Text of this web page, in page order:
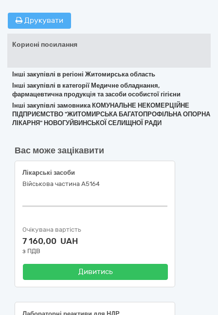
Друкувати
Корисні посилання
Інші закупівлі в регіоні Житомирська область
Інші закупівлі в категорії Медичне обладнання,
фармацевтична продукція та засоби особистої гігієни
Інші закупівлі замовника КОМУНАЛЬНЕ НЕКОМЕРЦІЙНЕ
ПІДПРИЄМСТВО "ЖИТОМИРСЬКА БАГАТОПРОФІЛЬНА ОПОРНА
ЛІКАРНЯ" НОВОГУЙВИНСЬКОЇ СЕЛИЩНОЇ РАДИ
Вас може зацікавити
Лікарські засоби
Військова частина А5164
Очікувана вартість
7 160,00 UAH
з ПДВ
Дивитись